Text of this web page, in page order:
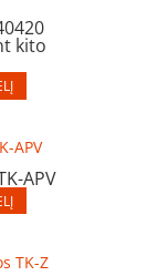
kito
APV